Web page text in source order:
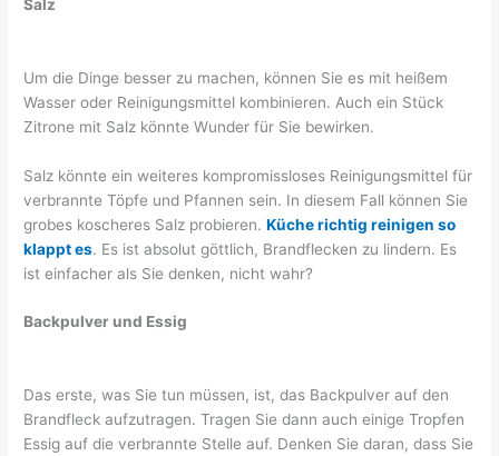
Salz
Um die Dinge besser zu machen, können Sie es mit heißem
Wasser oder Reinigungsmittel kombinieren. Auch ein Stück
Zitrone mit Salz könnte Wunder für Sie bewirken.
Salz könnte ein weiteres kompromissloses Reinigungsmittel für
verbrannte Töpfe und Pfannen sein. In diesem Fall können Sie
grobes koscheres Salz probieren.Küche richtig reinigen so
klappt es. Es ist absolut göttlich, Brandflecken zu lindern. Es
ist einfacher als Sie denken, nicht wahr?
Backpulver und Essig
Das erste, was Sie tun müssen, ist, das Backpulver auf den
Brandfleck aufzutragen. Tragen Sie dann auch einige Tropfen
Essig auf die verbrannte Stelle auf. Denken Sie daran, dass Sie